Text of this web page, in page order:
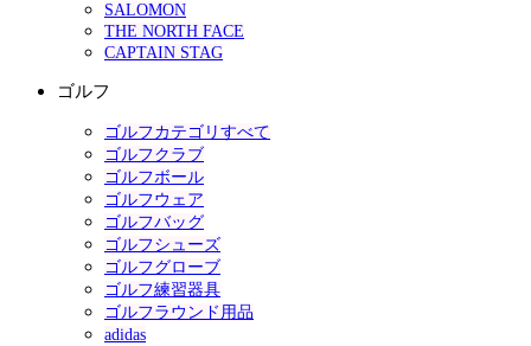
SALOMON
THE NORTH FACE
CAPTAIN STAG
ゴルフ
ゴルフカテゴリすべて
ゴルフクラブ
ゴルフボール
ゴルフウェア
ゴルフバッグ
ゴルフシューズ
ゴルフグローブ
ゴルフ練習器具
ゴルフラウンド用品
adidas